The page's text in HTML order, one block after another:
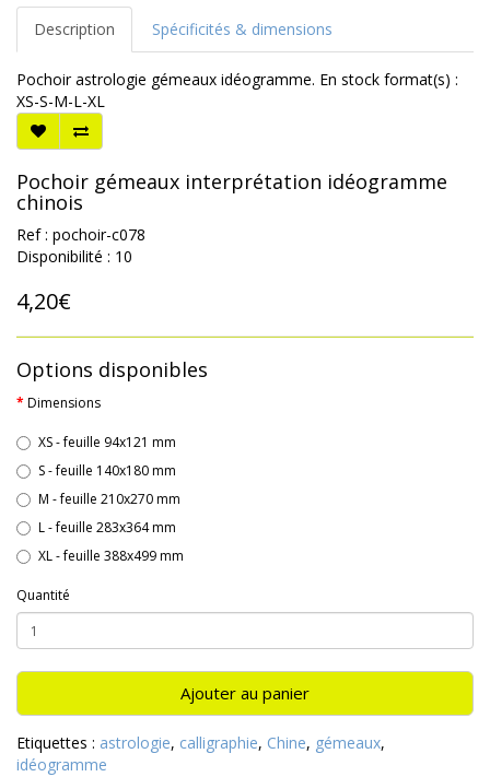
Description Spécificités & dimensions
Pochoir astrologie gémeaux idéogramme. En stock format(s) :
XS-S-M-L-XL
Pochoir gémeaux interprétation idéogramme
chinois
Ref : pochoir-c078
Disponibilité : 10
4,20€
Options disponibles
Dimensions
XS - feuille 94x121 mm
S - feuille 140x180 mm
M - feuille 210x270 mm
L - feuille 283x364 mm
XL - feuille 388x499 mm
Quantité
Ajouter au panier
Etiquettes : astrologie, calligraphie, Chine, gémeaux,
idéogramme